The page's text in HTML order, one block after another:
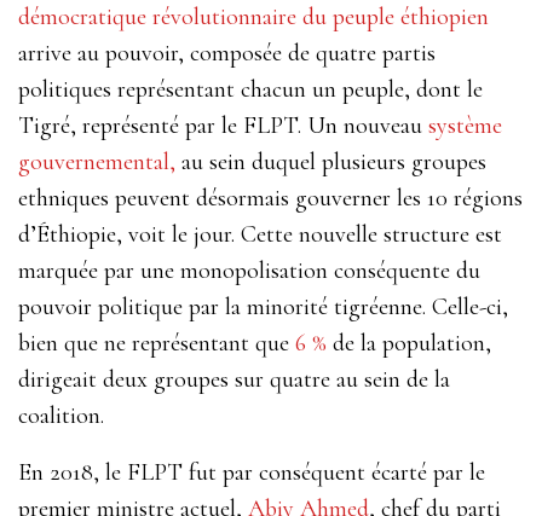
démocratique révolutionnaire du peuple éthiopien
arrive au pouvoir, composée de quatre partis
politiques représentant chacun un peuple, dont le
Tigré, représenté par le FLPT. Un nouveau système
gouvernemental, au sein duquel plusieurs groupes
ethniques peuvent désormais gouverner les 10 régions
d’Éthiopie, voit le jour. Cette nouvelle structure est
marquée par une monopolisation conséquente du
pouvoir politique par la minorité tigréenne. Celle-ci,
bien que ne représentant que 6 % de la population,
dirigeait deux groupes sur quatre au sein de la
coalition.
En 2018, le FLPT fut par conséquent écarté par le
premier ministre actuel, Abiy Ahmed, chef du parti